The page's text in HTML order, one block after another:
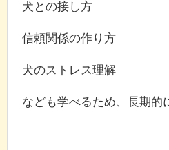
犬との接し方
信頼関係の作り方
犬のストレス理解
なども学べるため、長期的